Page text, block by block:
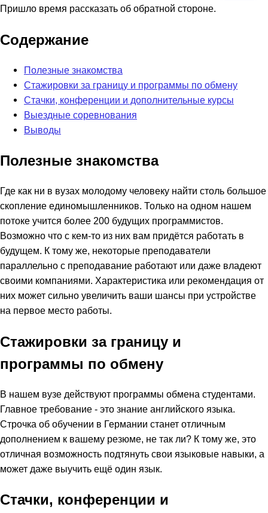
Пришло время рассказать об обратной стороне.
Содержание
Полезные знакомства
Стажировки за границу и программы по обмену
Стачки, конференции и дополнительные курсы
Выездные соревнования
Выводы
Полезные знакомства
Где как ни в вузах молодому человеку найти столь большое
скопление единомышленников. Только на одном нашем
потоке учится более 200 будущих программистов.
Возможно что с кем-то из них вам придётся работать в
будущем. К тому же, некоторые преподаватели
параллельно с преподавание работают или даже владеют
своими компаниями. Характеристика или рекомендация от
них может сильно увеличить ваши шансы при устройстве
на первое место работы.
Стажировки за границу и
программы по обмену
В нашем вузе действуют программы обмена студентами.
Главное требование - это знание английского языка.
Строчка об обучении в Германии станет отличным
дополнением к вашему резюме, не так ли? К тому же, это
отличная возможность подтянуть свои языковые навыки, а
может даже выучить ещё один язык.
Стачки, конференции и